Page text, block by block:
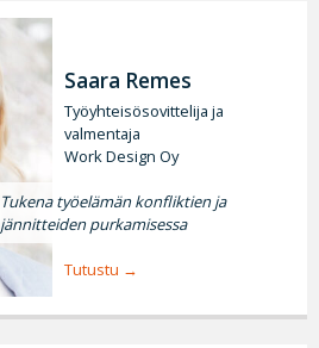
Saara Remes
Työyhteisösovittelija ja
valmentaja
Work Design Oy
Tukena työelämän konfliktien ja
jännitteiden purkamisessa
Tutustu